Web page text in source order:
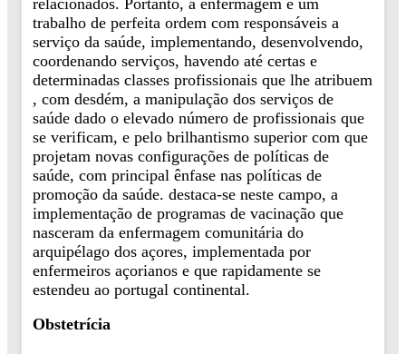
trabalho de perfeita ordem com responsáveis a
serviço da saúde, implementando, desenvolvendo,
coordenando serviços, havendo até certas e
determinadas classes profissionais que lhe atribuem
, com desdém, a manipulação dos serviços de
saúde dado o elevado número de profissionais que
se verificam, e pelo brilhantismo superior com que
projetam novas configurações de políticas de
saúde, com principal ênfase nas políticas de
promoção da saúde. destaca-se neste campo, a
implementação de programas de vacinação que
nasceram da enfermagem comunitária do
arquipélago dos açores, implementada por
enfermeiros açorianos e que rapidamente se
estendeu ao portugal continental.
Obstetrícia